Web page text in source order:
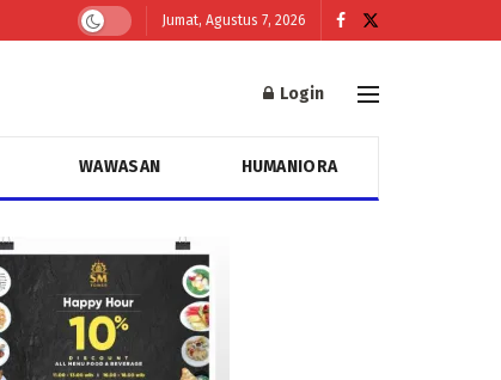
Jumat, Agustus 7, 2026
Login
WAWASAN HUMANIORA